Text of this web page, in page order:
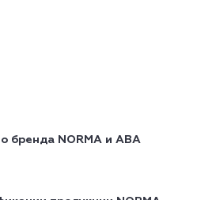
бренда NORMA и ABA